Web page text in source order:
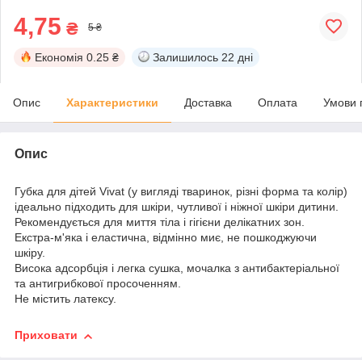
4,75 ₴ 5 ₴
Економія 0.25 ₴ Залишилось 22 дні
Опис Характеристики Доставка Оплата Умови
Опис
Губка для дітей Vivat (у вигляді тваринок, різні форма та колір)
ідеально підходить для шкіри, чутливої і ніжної шкіри дитини.
Рекомендується для миття тіла і гігієни делікатних зон.
Екстра-м'яка і еластична, відмінно миє, не пошкоджуючи
шкіру.
Висока адсорбція і легка сушка, мочалка з антибактеріальної
та антигрибкової просоченням.
Не містить латексу.
Приховати